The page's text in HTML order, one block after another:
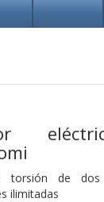
torsión de dos
ilimitadas